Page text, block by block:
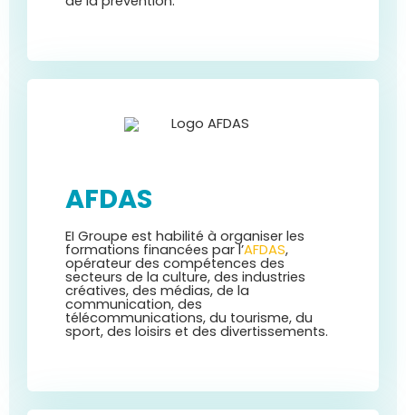
AFDAS
EI Groupe est habilité à organiser les
formations financées par l’AFDAS,
opérateur des compétences des
secteurs de la culture, des industries
créatives, des médias, de la
communication, des
télécommunications, du tourisme, du
sport, des loisirs et des divertissements.